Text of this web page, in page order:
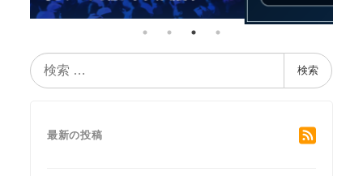
検
索
検索
最新の投稿